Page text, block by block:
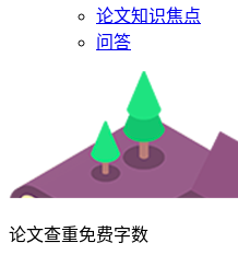
论文知识焦点
问答
论文查重免费字数